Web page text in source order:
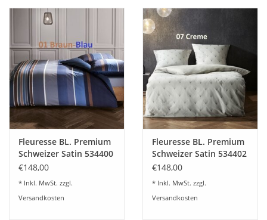
Fleuresse BL. Premium
Schweizer Satin 534400
€148,00
* Inkl. MwSt. zzgl.
Versandkosten
Fleuresse BL. Premium
Schweizer Satin 534402
- 2 Farben
€148,00
* Inkl. MwSt. zzgl.
Versandkosten